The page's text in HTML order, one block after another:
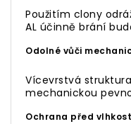
Použitím clony
AL účinně brání
Odolné vůči
Vícevrstvá
mechanickou
Ochrana před